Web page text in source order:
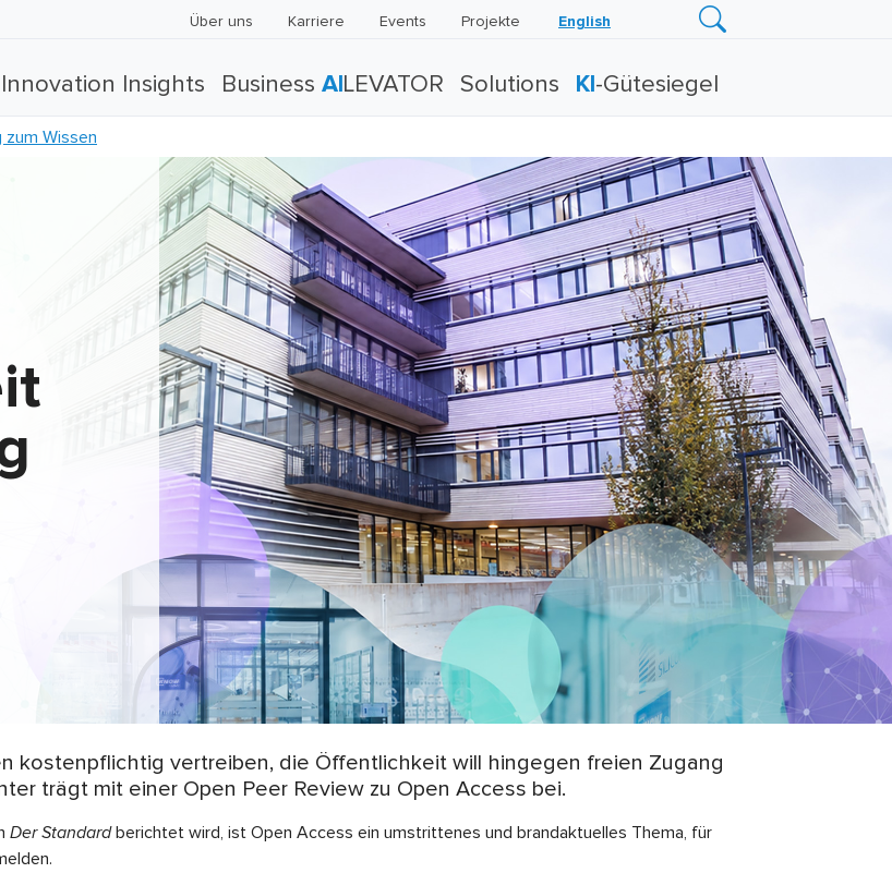
Über uns Karriere Events Projekte English
Innovation Insights Business AI LEVATOR Solutions KI -Gütesiegel
Wissen
kostenpflichtig vertreiben, die Öffentlichkeit will hingegen freien Zugang
trägt mit einer Open Peer Review zu Open Access bei.
Der Standardberichtet wird, ist Open Access ein umstrittenes und brandaktuelles Thema, für